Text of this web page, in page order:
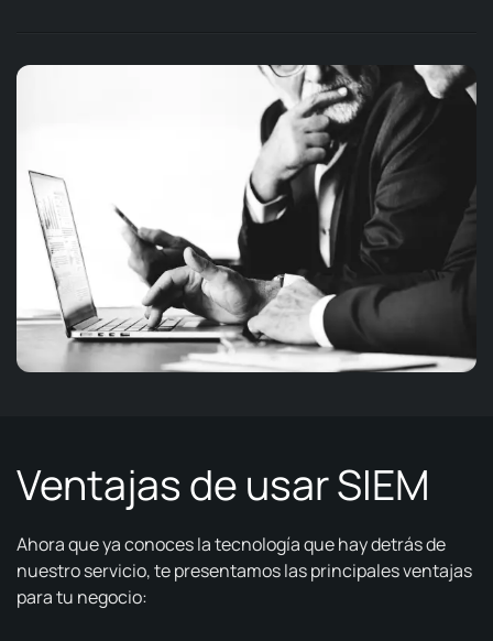
Ventajas de usar SIEM
Ahora que ya conoces la tecnología que hay detrás de
nuestro servicio, te presentamos las principales ventajas
para tu negocio: